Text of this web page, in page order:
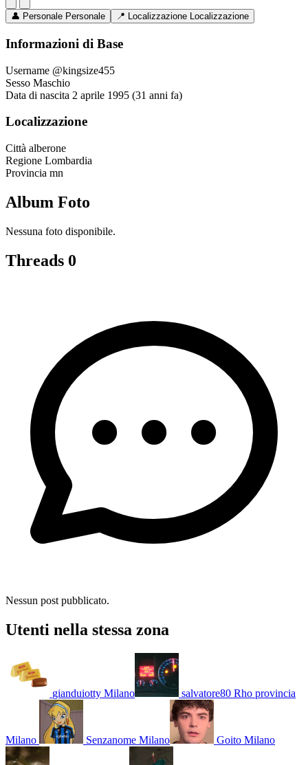
👤 Personale Personale 📍 Localizzazione Localizzazione
Informazioni di Base
Username @kingsize455
Sesso Maschio
Data di nascita 2 aprile 1995 (31 anni fa)
Localizzazione
Città alberone
Regione Lombardia
Provincia mn
Album Foto
Nessuna foto disponibile.
Threads 0
Nessun post pubblicato.
Utenti nella stessa zona
gianduiotty Milano salvatore80 Rho provincia
Milano Senzanome Milano Goito Milano